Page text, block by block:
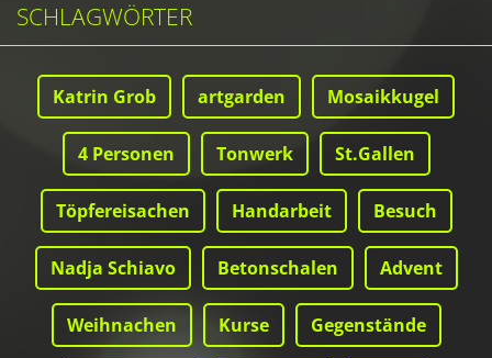
SCHLAGWÖRTER
Katrin Grob artgarden Mosaikkugel
4 Personen Tonwerk St.Gallen
Töpfereisachen Handarbeit Besuch
Nadja Schiavo Betonschalen Advent
Weihnachen Kurse Gegenstände